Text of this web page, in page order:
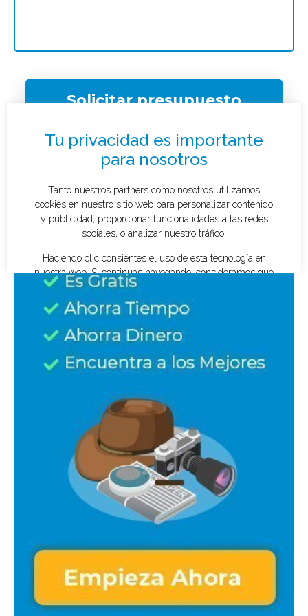
Solicitar presupuesto
¿Qué tipo de caso quieres investigar?